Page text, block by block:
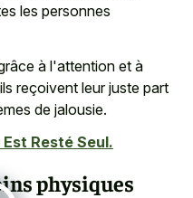
les personnes
à l'attention et à
reçoivent leur juste part
de jalousie.
Resté Seul.
physiques